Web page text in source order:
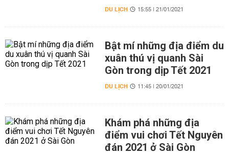
DU LỊCH 15:55 | 21/01/2021
Bật mí những địa điểm du
xuân thú vị quanh Sài
Gòn trong dịp Tết 2021
DU LỊCH 11:45 | 20/01/2021
Khám phá những địa
điểm vui chơi Tết Nguyên
đán 2021 ở Sài Gòn